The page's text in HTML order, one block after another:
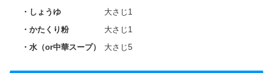
しょうゆ
大さじ1
かたくり粉
大さじ1
水（or中華スープ）
大さじ5